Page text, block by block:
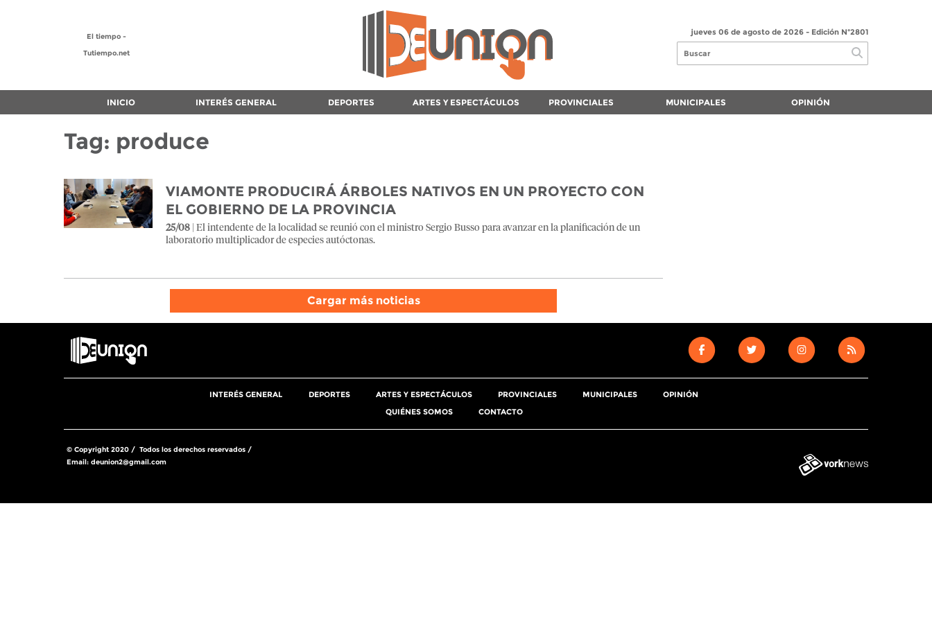
El tiempo -
Tutiempo.net
jueves 06 de agosto de 2026 - Edición Nº2801
INICIO INTERÉS GENERAL DEPORTES ARTES Y ESPECTÁCULOS PROVINCIALES MUNICIPALES OPINIÓN
Tag: produce
VIAMONTE PRODUCIRÁ ÁRBOLES NATIVOS EN UN PROYECTO CON
EL GOBIERNO DE LA PROVINCIA
25/08 | El intendente de la localidad se reunió con el ministro Sergio Busso para avanzar en la planificación de un
laboratorio multiplicador de especies autóctonas.
Cargar más noticias
INTERÉS GENERAL DEPORTES ARTES Y ESPECTÁCULOS PROVINCIALES MUNICIPALES
OPINIÓN
QUIÉNES SOMOS
CONTACTO
© Copyright 2020 / Todos los derechos reservados /
Email: deunion2@gmail.com